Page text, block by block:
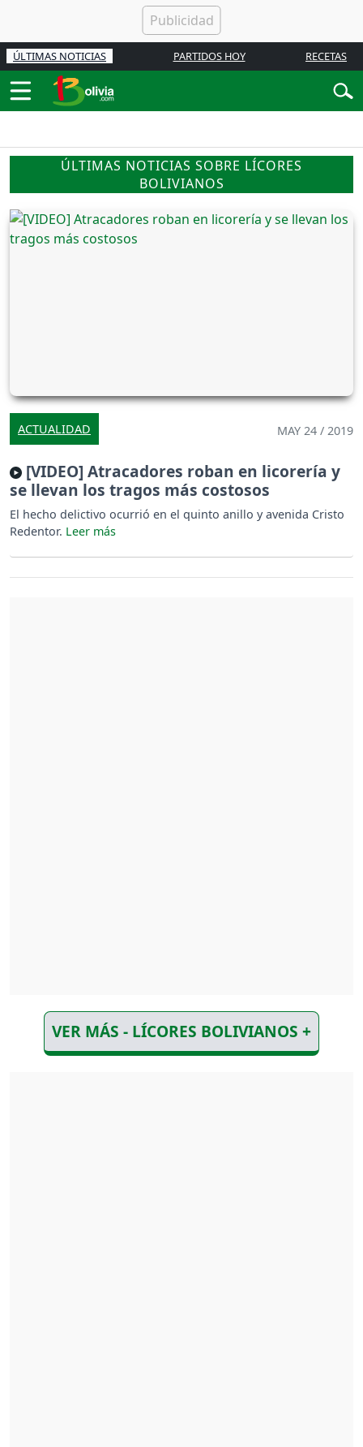
ÚLTIMAS NOTICIAS PARTIDOS HOY RECETAS
ÚLTIMAS NOTICIAS SOBRE LÍCORES
BOLIVIANOS
ACTUALIDAD MAY 24 / 2019
[VIDEO] Atracadores roban en licorería y
se llevan los tragos más costosos
El hecho delictivo ocurrió en el quinto anillo y avenida Cristo
Redentor.
VER MÁS - LÍCORES BOLIVIANOS +